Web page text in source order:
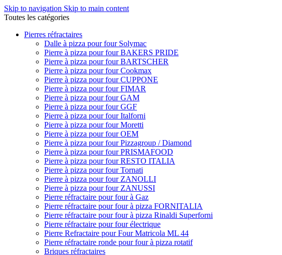
Skip to navigation Skip to main content
Toutes les catégories
Pierres réfractaires
Dalle à pizza pour four Solymac
Pierre à pizza pour four BAKERS PRIDE
Pierre à pizza pour four BARTSCHER
Pierre à pizza pour four Cookmax
Pierre à pizza pour four CUPPONE
Pierre à pizza pour four FIMAR
Pierre à pizza pour four GAM
Pierre à pizza pour four GGF
Pierre à pizza pour four Italforni
Pierre à pizza pour four Moretti
Pierre à pizza pour four OEM
Pierre à pizza pour four Pizzagroup / Diamond
Pierre à pizza pour four PRISMAFOOD
Pierre à pizza pour four RESTO ITALIA
Pierre à pizza pour four Tornati
Pierre à pizza pour four ZANOLLI
Pierre à pizza pour four ZANUSSI
Pierre réfractaire pour four à Gaz
Pierre réfractaire pour four à pizza FORNITALIA
Pierre réfractaire pour four à pizza Rinaldi Superforni
Pierre réfractaire pour four électrique
Pierre Refractaire pour Four Matricola ML 44
Pierre réfractaire ronde pour four à pizza rotatif
Briques réfractaires